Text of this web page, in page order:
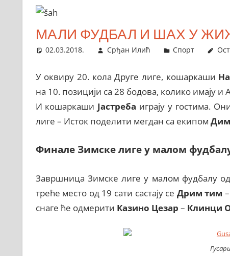
МАЛИ ФУДБАЛ И ШАХ У
02.03.2018. Срђан Илић Спорт
У оквиру 20. кола Друге лиге, кошаркаши
на 10. позицији са 28 бодова, колико имају и
И кошаркаши Јастреба играју у гостима.
лиге – Исток поделити мегдан са екипом
Финале Зимске лиге у малом
Завршница Зимске лиге у малом фудбалу
треће место од 19 сати састају се Дрим тим –
снаге ће одмерити Казино Цезар – Клинци